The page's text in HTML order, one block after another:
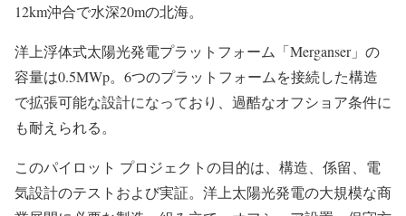
12km沖合で水深20mの北海。
洋上浮体式太陽光発電プラットフォーム「Merganser」の
容量は0.5MWp。6つのプラットフォームを接続した構造
で拡張可能な設計になっており、過酷なオフショア条件に
も耐えられる。
このパイロット プロジェクトの目的は、構造、係留、電
気設計のテストおよび実証。洋上太陽光発電の大規模な商